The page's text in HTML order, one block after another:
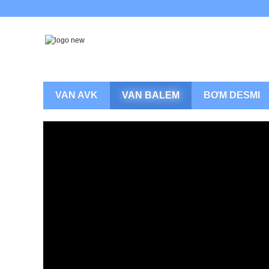
VAN AVK VAN BALEM BƠM DESMI